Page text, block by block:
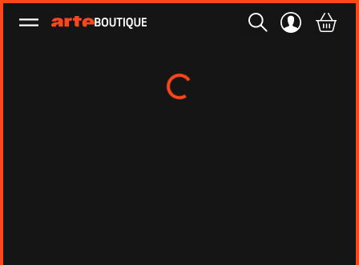
Ouvrir le menu